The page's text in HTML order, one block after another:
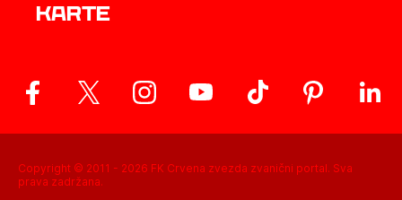
Karte
Copyright © 2011 - 2026 FK Crvena zvezda zvanični portal. Sva
prava zadržana.